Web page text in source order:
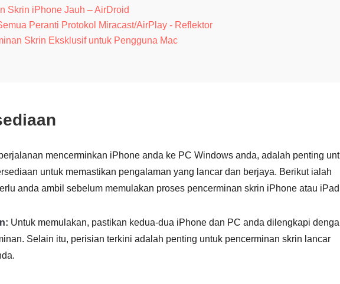
Skrin iPhone Jauh – AirDroid
Peranti Protokol Miracast/AirPlay - Reflektor
Skrin Eksklusif untuk Pengguna Mac
mencerminkan iPhone anda ke PC Windows anda, adalah penting
untuk memastikan pengalaman yang lancar dan berjaya. Berikut ialah
anda ambil sebelum memulakan proses pencerminan skrin iPhone atau
Untuk memulakan, pastikan kedua-dua iPhone dan PC anda dilengkapi
Selain itu, perisian terkini adalah penting untuk pencerminan skrin lancar